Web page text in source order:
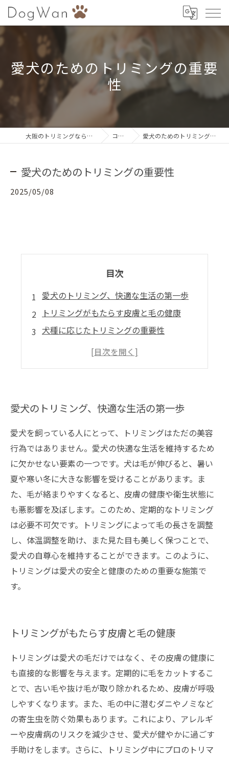
愛犬のためのトリミングの重要
性
大阪のトリミングならDogWan コラム 愛犬のためのトリミングの重要性
愛犬のためのトリミングの重要性
2025/05/08
目次
愛犬のトリミング、快適な生活の第一歩
トリミングがもたらす皮膚と毛の健康
犬種に応じたトリミングの重要性
トリミングの心のケアと愛犬との絆
愛犬のトリミング、快適な生活の第一歩
愛犬を飼っている人にとって、トリミングはただの美容
行為ではありません。愛犬の快適な生活を維持するため
に欠かせない要素の一つです。犬は毛が伸びると、暑い
夏や寒い冬に大きな影響を受けることがあります。ま
た、毛が絡まりやすくなると、皮膚の健康や衛生状態に
も悪影響を及ぼします。このため、定期的なトリミング
は必要不可欠です。トリミングによって毛の長さを調整
し、体温調整を助け、また見た目も美しく保つことで、
愛犬の自尊心を維持することができます。このように、
トリミングは愛犬の安全と健康のための重要な施策で
す。
トリミングがもたらす皮膚と毛の健康
トリミングは愛犬の毛だけではなく、その皮膚の健康に
も直接的な影響を与えます。定期的に毛をカットするこ
とで、古い毛や抜け毛が取り除かれるため、皮膚が呼吸
しやすくなります。また、毛の中に潜むダニやノミなど
の寄生虫を防ぐ効果もあります。これにより、アレルギ
ーや皮膚病のリスクを減少させ、愛犬が健やかに過ごす
手助けをします。さらに、トリミング中にプロのトリマ